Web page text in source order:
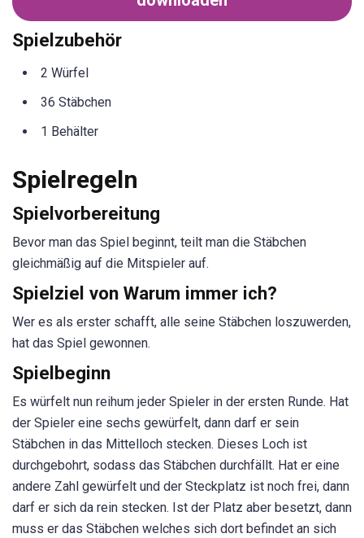
Spielzubehör
2 Würfel
36 Stäbchen
1 Behälter
Spielregeln
Spielvorbereitung
Bevor man das Spiel beginnt, teilt man die Stäbchen
gleichmäßig auf die Mitspieler auf.
Spielziel von Warum immer ich?
Wer es als erster schafft, alle seine Stäbchen loszuwerden,
hat das Spiel gewonnen.
Spielbeginn
Es würfelt nun reihum jeder Spieler in der ersten Runde. Hat
der Spieler eine sechs gewürfelt, dann darf er sein
Stäbchen in das Mittelloch stecken. Dieses Loch ist
durchgebohrt, sodass das Stäbchen durchfällt. Hat er eine
andere Zahl gewürfelt und der Steckplatz ist noch frei, dann
darf er sich da rein stecken. Ist der Platz aber besetzt, dann
muss er das Stäbchen welches sich dort befindet an sich